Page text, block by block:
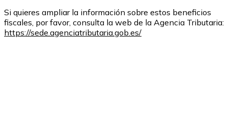
Si quieres ampliar la información sobre estos beneficios
fiscales, por favor, consulta la web de la Agencia Tributaria:
https://sede.agenciatributaria.gob.es/